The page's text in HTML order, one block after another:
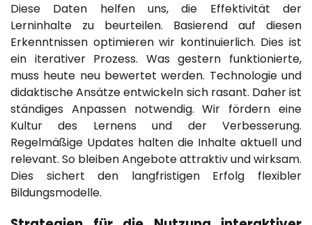
Diese Daten helfen uns, die Effektivität der
Lerninhalte zu beurteilen. Basierend auf diesen
Erkenntnissen optimieren wir kontinuierlich. Dies ist
ein iterativer Prozess. Was gestern funktionierte,
muss heute neu bewertet werden. Technologie und
didaktische Ansätze entwickeln sich rasant. Daher ist
ständiges Anpassen notwendig. Wir fördern eine
Kultur des Lernens und der Verbesserung.
Regelmäßige Updates halten die Inhalte aktuell und
relevant. So bleiben Angebote attraktiv und wirksam.
Dies sichert den langfristigen Erfolg flexibler
Bildungsmodelle.